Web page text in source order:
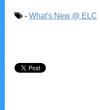
- What's New @ ELC